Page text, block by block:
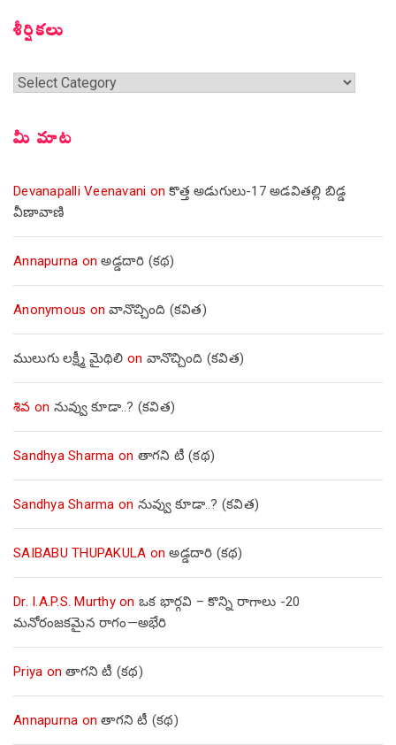
శీర్షికలు
శీర్షికలు
మీ మాట
Devanapalli Veenavani onకొత్త అడుగులు-17 అడవితల్లి బిడ్డ
వీణావాణి
Annapurna onఅడ్డదారి (కథ)
Anonymous onవానొచ్చింది (కవిత)
ములుగు లక్ష్మీ మైథిలి on వానొచ్చింది (కవిత)
శివ on నువ్వు కూడా..? (కవిత)
Sandhya Sharma on తాగని టీ (కథ)
Sandhya Sharma on నువ్వు కూడా..? (కవిత)
SAIBABU THUPAKULA onఅడ్డదారి (కథ)
Dr. I.A.P.S. Murthyon ఒక భార్గవి – కొన్ని రాగాలు -20
మనోరంజకమైన రాగం—అభేరి
Priya onతాగని టీ (కథ)
Annapurna onతాగని టీ (కథ)